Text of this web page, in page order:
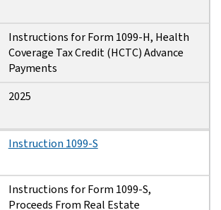
Instructions for Form 1099-H, Health
Coverage Tax Credit (HCTC) Advance
Payments
2025
Instruction 1099-S
Instructions for Form 1099-S,
Proceeds From Real Estate